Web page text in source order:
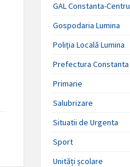
GAL Constanta-Centru
Gospodaria Lumina
Poliția Locală Lumina
Prefectura Constanta
Primarie
Salubrizare
Situatii de Urgenta
Sport
Unități școlare